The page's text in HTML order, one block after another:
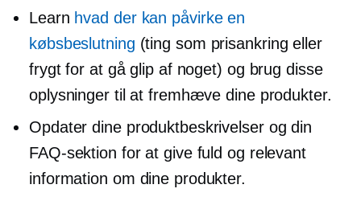
Learn hvad der kan påvirke en
købsbeslutning (ting som prisankring eller
frygt for at gå glip af noget) og brug disse
oplysninger til at fremhæve dine produkter.
Opdater dine produktbeskrivelser og din
FAQ-sektion for at give fuld og relevant
information om dine produkter.